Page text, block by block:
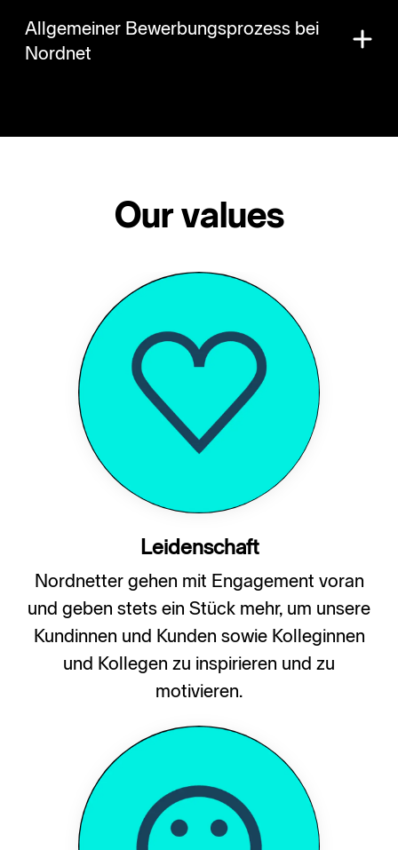
Allgemeiner Bewerbungsprozess bei
Nordnet
Our values
Leidenschaft
Nordnetter gehen mit Engagement voran
und geben stets ein Stück mehr, um unsere
Kundinnen und Kunden sowie Kolleginnen
und Kollegen zu inspirieren und zu
motivieren.